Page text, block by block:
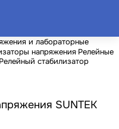
и лабораторные
напряжения Релейные
Релейный стабилизатор